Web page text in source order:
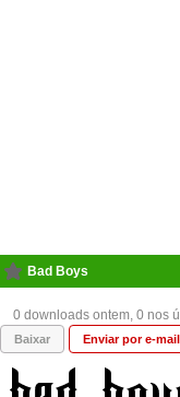
Bad Boys
0 downloads ontem, 0 nos
Baixar Enviar por e-mail